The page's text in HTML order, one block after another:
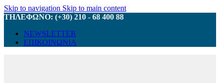
Skip to navigation Skip to main content
ΤΗΛΕΦΩΝΟ: (+30) 210 - 68 400 88
NEWSLETTER
ΕΠΙΚΟΙΝΩΝΙΑ